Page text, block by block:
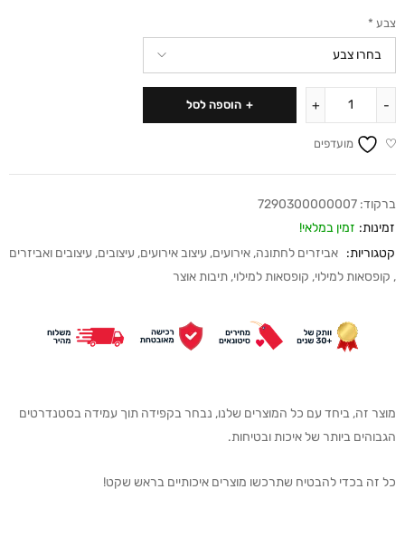
צבע *
הוספה לסל
מועדפים
ברקוד: 7290300000007
זמינות: זמין במלאי!
קטגוריות: אביזרים לחתונה, אירועים, עיצוב אירועים, עיצובים, עיצובים ואביזרים
, קופסאות למילוי, קופסאות למילוי, תיבות אוצר
מוצר זה, ביחד עם כל המוצרים שלנו, נבחר בקפידה תוך עמידה בסטנדרטים
הגבוהים ביותר של איכות ובטיחות.
כל זה בכדי להבטיח שתרכשו מוצרים איכותיים בראש שקט!